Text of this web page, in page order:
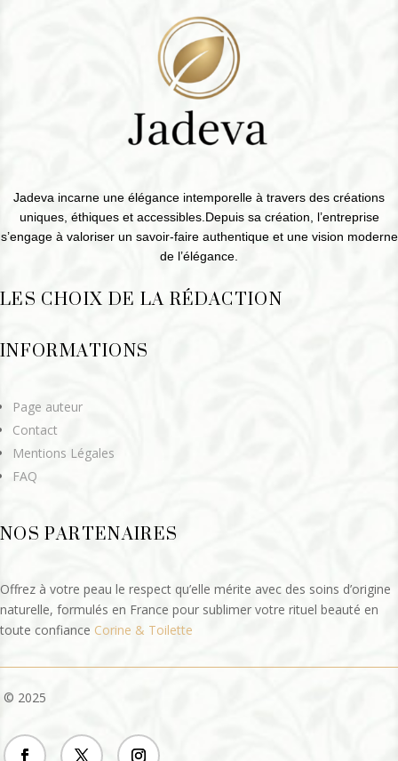
Jadeva incarne une élégance intemporelle à travers des créations
uniques, éthiques et accessibles.Depuis sa création, l’entreprise
s’engage à valoriser un savoir-faire authentique et une vision moderne
de l’élégance.
LES CHOIX DE LA RÉDACTION
INFORMATIONS
Page auteur
Contact
Mentions Légales
FAQ
NOS PARTENAIRES
Offrez à votre peau le respect qu’elle mérite avec des soins d’origine
naturelle, formulés en France pour sublimer votre rituel beauté en
toute confiance Corine & Toilette
© 2025